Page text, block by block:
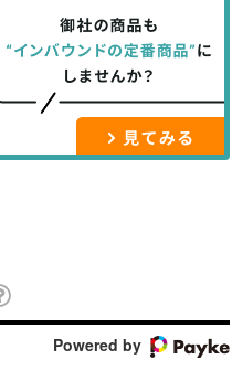
ガ
登
録
す
Powered by